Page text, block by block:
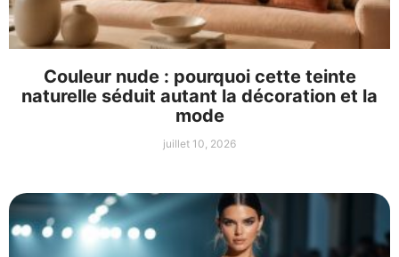
Couleur nude : pourquoi cette teinte
naturelle séduit autant la décoration et la
mode
juillet 10, 2026